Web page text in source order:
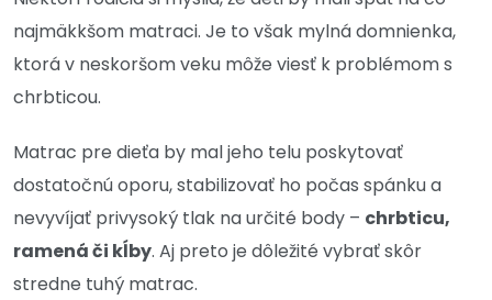
najmäkkšom matraci. Je to však mylná domnienka,
ktorá v neskoršom veku môže viesť k problémom s
chrbticou.
Matrac pre dieťa by mal jeho telu poskytovať
dostatočnú oporu, stabilizovať ho počas spánku a
nevyvíjať privysoký tlak na určité body – chrbticu,
ramená či kĺby. Aj preto je dôležité vybrať skôr
stredne tuhý matrac.